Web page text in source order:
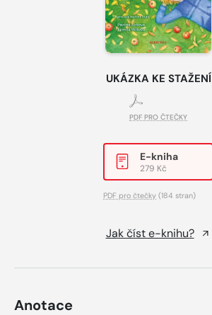
UKÁZKA KE STAŽENÍ
PDF PRO ČTEČKY
E-kniha
279 Kč
PDF pro čtečky (184 stran)
Jak číst e-knihu?
Anotace